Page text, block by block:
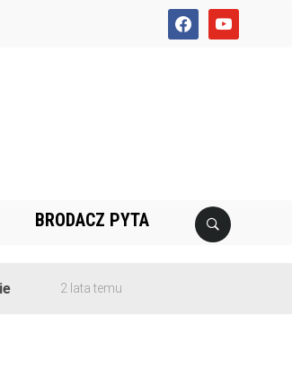
facebookyoutube
BRODACZ PYTA
2 lata temu